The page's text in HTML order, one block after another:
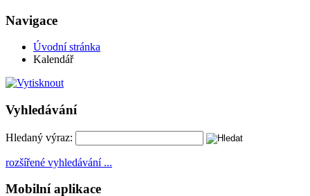
Navigace
Úvodní stránka
Kalendář
Vyhledávání
Hledaný výraz:
rozšířené vyhledávání ...
Mobilní aplikace